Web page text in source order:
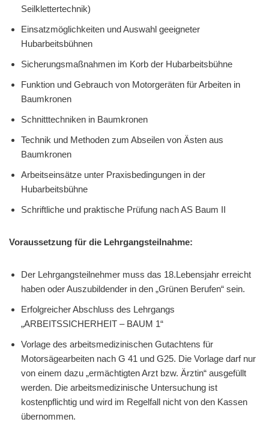
Seilklettertechnik)
Einsatzmöglichkeiten und Auswahl geeigneter
Hubarbeitsbühnen
Sicherungsmaßnahmen im Korb der Hubarbeitsbühne
Funktion und Gebrauch von Motorgeräten für Arbeiten in
Baumkronen
Schnitttechniken in Baumkronen
Technik und Methoden zum Abseilen von Ästen aus
Baumkronen
Arbeitseinsätze unter Praxisbedingungen in der
Hubarbeitsbühne
Schriftliche und praktische Prüfung nach AS Baum II
Voraussetzung für die Lehrgangsteilnahme:
Der Lehrgangsteilnehmer muss das 18.Lebensjahr erreicht
haben oder Auszubildender in den „Grünen Berufen“ sein.
Erfolgreicher Abschluss des Lehrgangs
„ARBEITSSICHERHEIT – BAUM 1“
Vorlage des arbeitsmedizinischen Gutachtens für
Motorsägearbeiten nach G 41 und G25. Die Vorlage darf nur
von einem dazu „ermächtigten Arzt bzw. Ärztin“ ausgefüllt
werden. Die arbeitsmedizinische Untersuchung ist
kostenpflichtig und wird im Regelfall nicht von den Kassen
übernommen.